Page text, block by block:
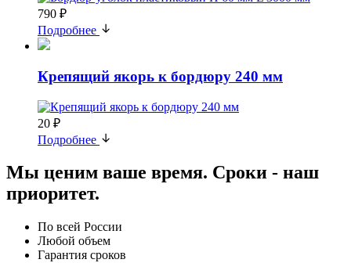
790 ₽
Подробнее
Крепящий якорь к бордюру 240 мм
20 ₽
Подробнее
Мы ценим ваше время. Сроки - наш
приоритет.
По всей России
Любой объем
Гарантия сроков